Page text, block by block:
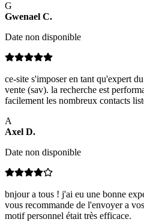
G
Gwenael C.
Date non disponible
ce-site s'imposer en tant qu'expert
vente (sav). la recherche est
facilement les nombreux contacts
A
Axel D.
Date non disponible
bnjour a tous ! j'ai eu une bonne
vous recommande de l'envoyer a
motif personnel était très efficace.